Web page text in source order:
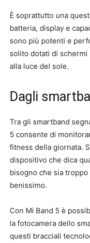
È soprattutto una
batteria, display e
sono più potenti e
solito dotati di
alla luce del sole.
Dagli
Tra gli smartband
5 consente di
fitness della giornata.
dispositivo che dica
bisogno che sia
benissimo.
Con Mi Band 5 è
la fotocamera dello
questi bracciali